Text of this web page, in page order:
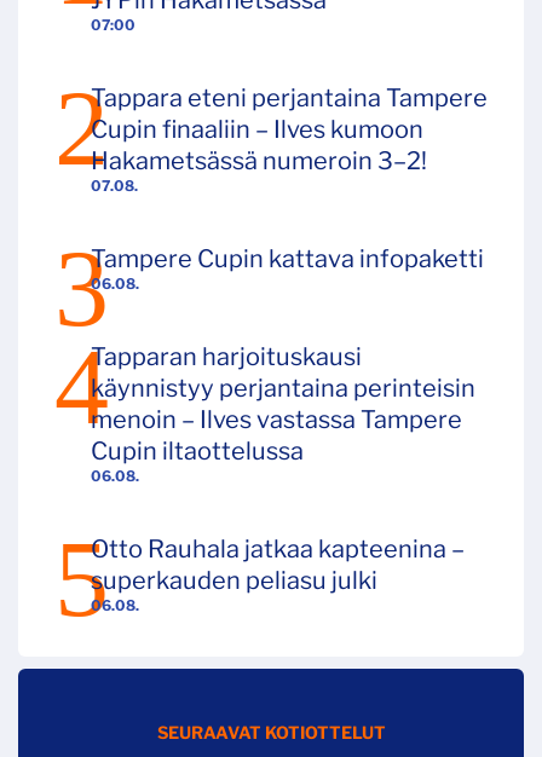
07:00
07.08.
Tappara eteni perjantaina Tampere
Cupin finaaliin – Ilves kumoon
Hakametsässä numeroin 3–2!
06.08.
Tampere Cupin kattava infopaketti
06.08.
Tapparan harjoituskausi
käynnistyy perjantaina perinteisin
menoin – Ilves vastassa Tampere
Cupin iltaottelussa
06.08.
Otto Rauhala jatkaa kapteenina –
superkauden peliasu julki
SEURAAVAT KOTIOTTELUT